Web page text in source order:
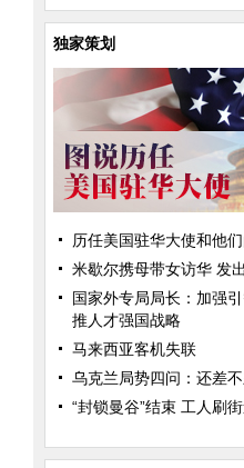
独家策划
历任美国驻华大使和他
米歇尔携母带女访华 发
国家外专局局长：加强
推人才强国战略
马来西亚客机失联
乌克兰局势四问：还差
“封锁曼谷”结束 工人刷